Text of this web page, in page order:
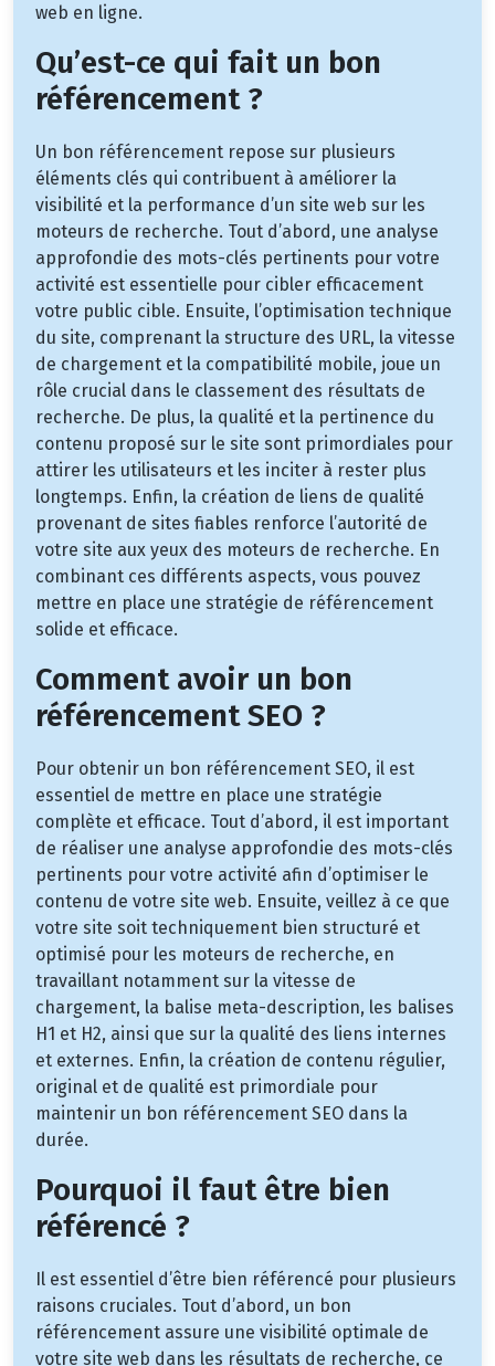
web en ligne.
Qu’est-ce qui fait un bon
référencement ?
Un bon référencement repose sur plusieurs
éléments clés qui contribuent à améliorer la
visibilité et la performance d’un site web sur les
moteurs de recherche. Tout d’abord, une analyse
approfondie des mots-clés pertinents pour votre
activité est essentielle pour cibler efficacement
votre public cible. Ensuite, l’optimisation technique
du site, comprenant la structure des URL, la vitesse
de chargement et la compatibilité mobile, joue un
rôle crucial dans le classement des résultats de
recherche. De plus, la qualité et la pertinence du
contenu proposé sur le site sont primordiales pour
attirer les utilisateurs et les inciter à rester plus
longtemps. Enfin, la création de liens de qualité
provenant de sites fiables renforce l’autorité de
votre site aux yeux des moteurs de recherche. En
combinant ces différents aspects, vous pouvez
mettre en place une stratégie de référencement
solide et efficace.
Comment avoir un bon
référencement SEO ?
Pour obtenir un bon référencement SEO, il est
essentiel de mettre en place une stratégie
complète et efficace. Tout d’abord, il est important
de réaliser une analyse approfondie des mots-clés
pertinents pour votre activité afin d’optimiser le
contenu de votre site web. Ensuite, veillez à ce que
votre site soit techniquement bien structuré et
optimisé pour les moteurs de recherche, en
travaillant notamment sur la vitesse de
chargement, la balise meta-description, les balises
H1 et H2, ainsi que sur la qualité des liens internes
et externes. Enfin, la création de contenu régulier,
original et de qualité est primordiale pour
maintenir un bon référencement SEO dans la
durée.
Pourquoi il faut être bien
référencé ?
Il est essentiel d’être bien référencé pour plusieurs
raisons cruciales. Tout d’abord, un bon
référencement assure une visibilité optimale de
votre site web dans les résultats de recherche, ce